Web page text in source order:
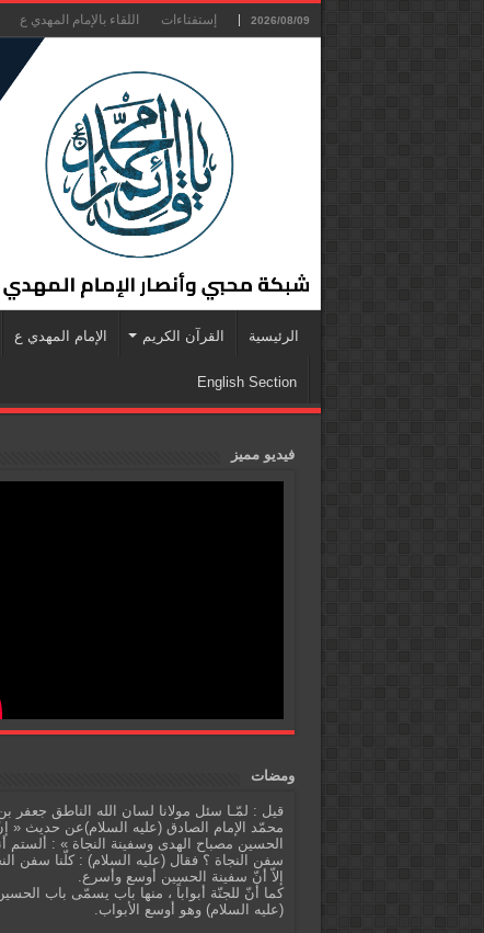
2026/08/09 إستفتاءات اللقاء بالإمام المهدي ع
الرئيسية القرآن الكريم الإمام المهدي ع
English Section
فيديو مميز
ومضات
قيل : لمّـا سئل مولانا لسان الله الناطق جعفر
محمّد الإمام الصادق (عليه السلام)عن حديث «
الحسين مصباح الهدى وسفينة النجاة » : ألستم
سفن النجاة ؟ فقال (عليه السلام) : كلّنا سفن
إلاّ أنّ سفينة الحسين أوسع وأسرع.
كما أنّ للجنّة أبواباً ، منها باب يسمّى باب
(عليه السلام) وهو أوسع الأبواب.